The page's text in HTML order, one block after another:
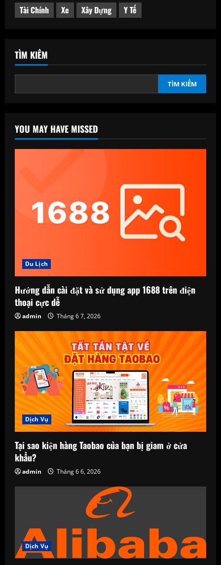
Tài Chính Xe Xây Dựng Y Tế
TÌM KIẾM
TÌM KIẾM
YOU MAY HAVE MISSED
Du Lịch
Hướng dẫn cài đặt và sử dụng app 1688 trên điện
thoại cực dễ
admin Tháng 6 7, 2026
Dịch Vụ
Tại sao kiện hàng Taobao của bạn bị giam ở cửa
khẩu?
admin Tháng 6 6, 2026
Dịch Vụ